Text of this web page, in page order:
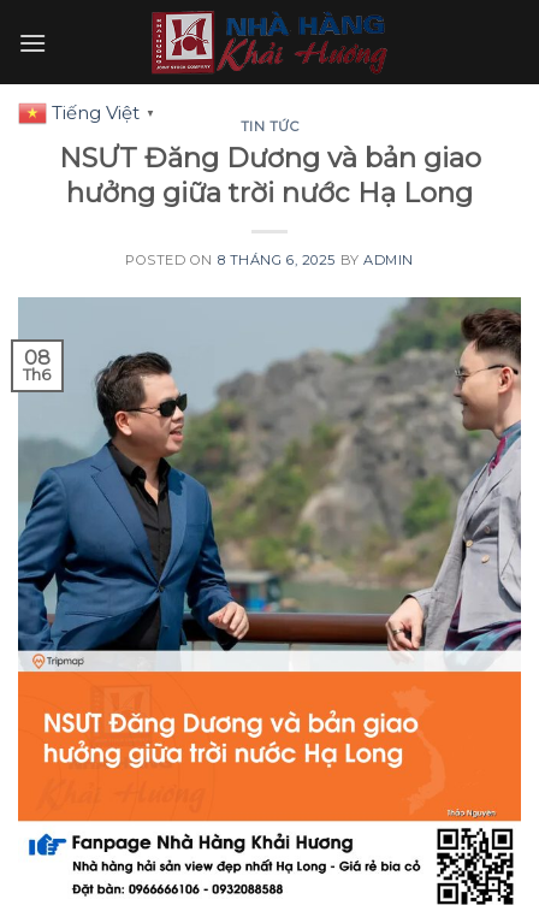
TIN TỨC
NSƯT Đăng Dương và bản giao
hưởng giữa trời nước Hạ Long
POSTED ON 8 THÁNG 6, 2025 BYADMIN
08
Th6
Tiếng Việt ▼